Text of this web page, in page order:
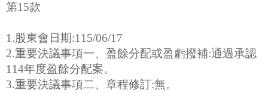
第15款
1.股東會日期:115/06/17
2.重要決議事項一、盈餘分配或盈虧撥補:通過承認
114年度盈餘分配案。
3.重要決議事項二、章程修訂:無。